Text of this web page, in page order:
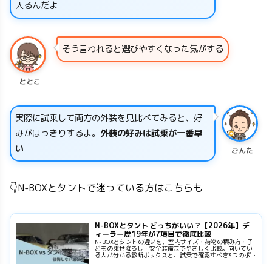
入るんだよ
ととこ
そう言われると選びやすくなった気がする
ごんた
実際に試乗して両方の外装を見比べてみると、好
みがはっきりするよ。 外装の好みは試乗が一番早
い
👇N-BOXとタントで迷っている方はこちらも
N-BOXとタント どっちがいい？【2026年】デ
ィーラー歴19年が7項目で徹底比較
N-BOXとタントの違いを、室内サイズ・荷物の積み方・子
どもの乗せ降ろし・安全装備までやさしく比較。向いてい
る人が分かる診断ボックスと、試乗で確認すべき3つのポ